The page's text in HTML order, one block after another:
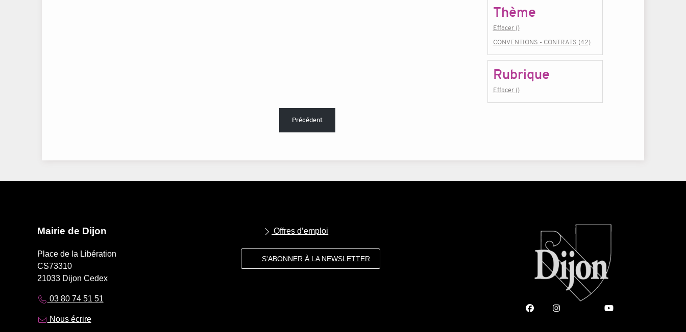
Thème
Effacer ()
CONVENTIONS - CONTRATS (42)
Rubrique
Effacer ()
Précédent
Mairie de Dijon
Place de la Libération
CS73310
21033 Dijon Cedex
03 80 74 51 51
Nous écrire
Offres d’emploi
S'ABONNER À LA NEWSLETTER